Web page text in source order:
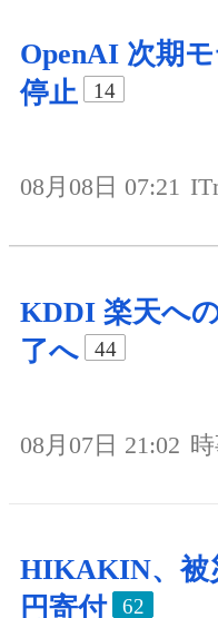
OpenAI 次期
停止
14
08月08日 07:21
KDDI 楽天へ
了へ
44
08月07日 21:02
HIKAKIN、被
円寄付
62